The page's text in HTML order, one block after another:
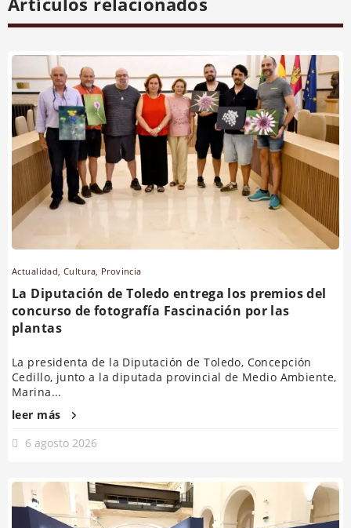
Actualidad,Cultura, Provincia
La Diputación de Toledo entrega los premios del
concurso de fotografía Fascinación por las
plantas
La presidenta de la Diputación de Toledo, Concepción
Cedillo, junto a la diputada provincial de Medio Ambiente,
Marina...
leer más
6 agosto 2026